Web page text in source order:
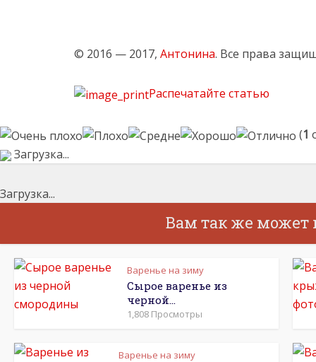
© 2016 — 2017, Антонина. Все права
Распечатайте статью
(1
Загрузка...
Загрузка...
Вам так же может
Варенье на зиму
Сырое варенье из
черной...
1,808 Просмотры
Варенье на зиму